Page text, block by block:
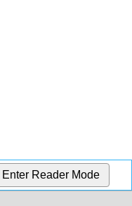
Enter Reader Mode